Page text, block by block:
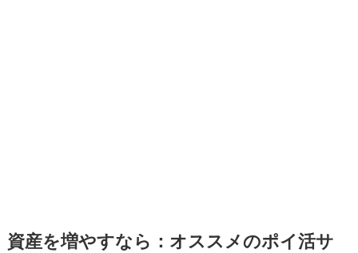
資産を増やすなら：オススメのポイ活サ